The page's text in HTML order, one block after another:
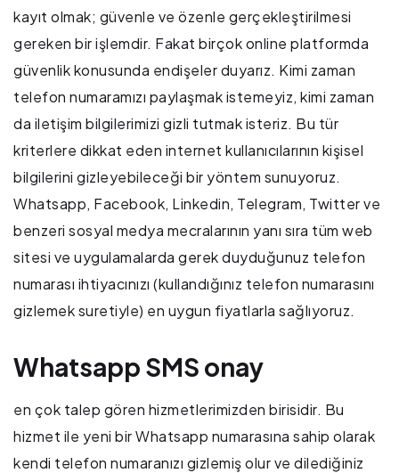
kayıt olmak; güvenle ve özenle gerçekleştirilmesi
gereken bir işlemdir. Fakat birçok online platformda
güvenlik konusunda endişeler duyarız. Kimi zaman
telefon numaramızı paylaşmak istemeyiz, kimi zaman
da iletişim bilgilerimizi gizli tutmak isteriz. Bu tür
kriterlere dikkat eden internet kullanıcılarının kişisel
bilgilerini gizleyebileceği bir yöntem sunuyoruz.
Whatsapp, Facebook, Linkedin, Telegram, Twitter ve
benzeri sosyal medya mecralarının yanı sıra tüm web
sitesi ve uygulamalarda gerek duyduğunuz telefon
numarası ihtiyacınızı (kullandığınız telefon numarasını
gizlemek suretiyle) en uygun fiyatlarla sağlıyoruz.
Whatsapp SMS onay
en çok talep gören hizmetlerimizden birisidir. Bu
hizmet ile yeni bir Whatsapp numarasına sahip olarak
kendi telefon numaranızı gizlemiş olur ve dilediğiniz